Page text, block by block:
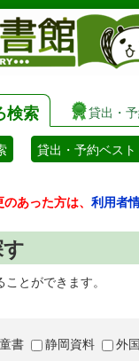
検索 貸出・
貸出・予約ベスト
あった方は、 利用者
とができます。
書 静岡資料 外